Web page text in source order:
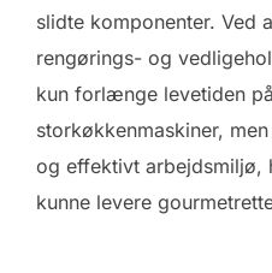
slidte komponenter. Ved
rengørings- og
kun forlænge levetiden
storkøkkenmaskiner,
og effektivt arbejdsmiljø,
kunne levere